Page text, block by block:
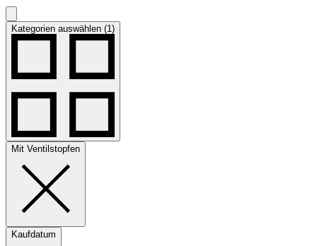
Kategorien auswählen (1)
Mit Ventilstopfen
Kaufdatum